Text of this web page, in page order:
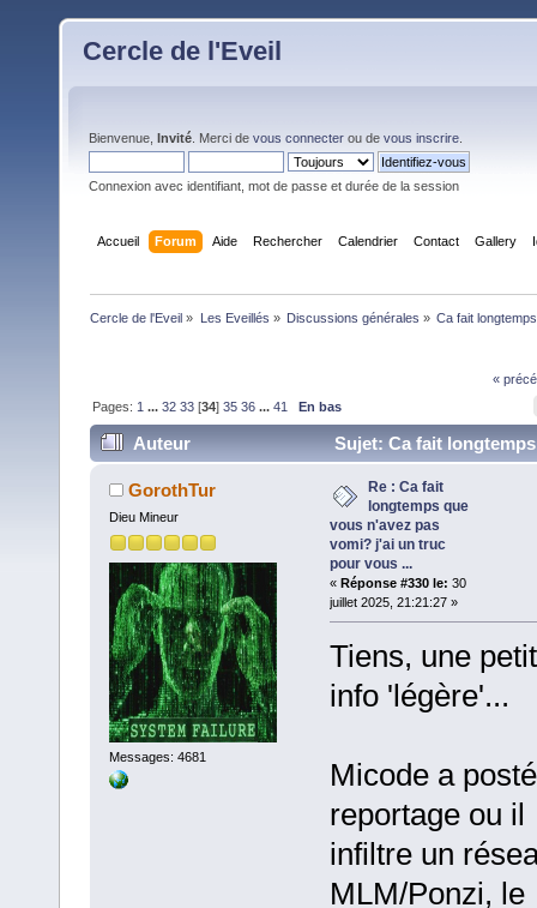
Cercle de l'Eveil
Bienvenue, Invité . Merci de vous connecter ou de vous inscrire
Connexion avec identifiant, mot de passe et durée de la session
Accueil Forum Aide Rechercher Calendrier Contact Gallery
Cercle de l'Eveil » Les Eveillés » Discussions générales » Ca fait
«
Pages: 1 ...32 33 [34]35 36 ...41 En bas
Auteur
Sujet: Ca fait
vous n'avez pas vomi? j'ai un truc pour vous ... (Lu
fois)
GorothTur
Dieu Mineur
Messages: 4681
Re : Ca fait
longtemps que
vous n'avez pas
vomi? j'ai un truc
pour vous ...
« Réponse #330 le: 30
juillet 2025, 21:21:27 »
Tiens, une
info 'légère'...
Micode a
reportage ou il
infiltre un
MLM/Ponzi, le